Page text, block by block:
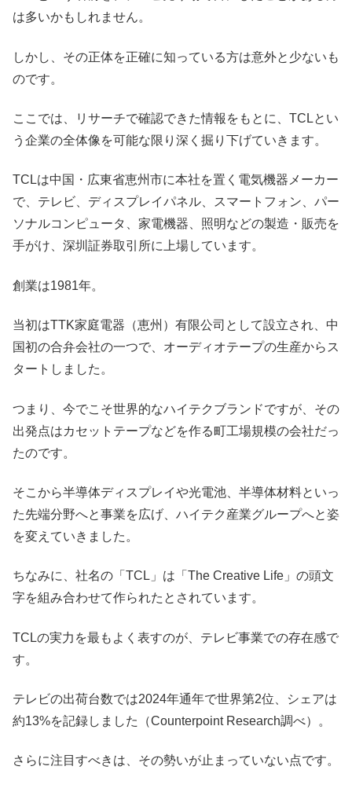
は多いかもしれません。
しかし、その正体を正確に知っている方は意外と少ないも
のです。
ここでは、リサーチで確認できた情報をもとに、TCLとい
う企業の全体像を可能な限り深く掘り下げていきます。
TCLは中国・広東省恵州市に本社を置く電気機器メーカー
で、テレビ、ディスプレイパネル、スマートフォン、パー
ソナルコンピュータ、家電機器、照明などの製造・販売を
手がけ、深圳証券取引所に上場しています。
創業は1981年。
当初はTTK家庭電器（恵州）有限公司として設立され、中
国初の合弁会社の一つで、オーディオテープの生産からス
タートしました。
つまり、今でこそ世界的なハイテクブランドですが、その
出発点はカセットテープなどを作る町工場規模の会社だっ
たのです。
そこから半導体ディスプレイや光電池、半導体材料といっ
た先端分野へと事業を広げ、ハイテク産業グループへと姿
を変えていきました。
ちなみに、社名の「TCL」は「The Creative Life」の頭文
字を組み合わせて作られたとされています。
TCLの実力を最もよく表すのが、テレビ事業での存在感で
す。
テレビの出荷台数では2024年通年で世界第2位、シェアは
約13%を記録しました（Counterpoint Research調べ）。
さらに注目すべきは、その勢いが止まっていない点です。